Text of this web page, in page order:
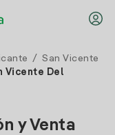
/ San Vicente
Vicente Del
y Venta